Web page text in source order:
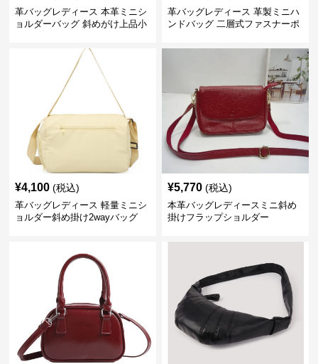
革バッグレディース 本革ミニシ
ョルダーバッグ 斜めがけ上品小
革バッグレディース 革製ミニハ
ンドバッグ 二層式ファスナーポ
¥4,100 (税込)
革バッグレディース 軽量ミニシ
ョルダー斜め掛け2wayバッグ
¥5,770 (税込)
本革バッグレディースミニ斜め
掛けフラップショルダー